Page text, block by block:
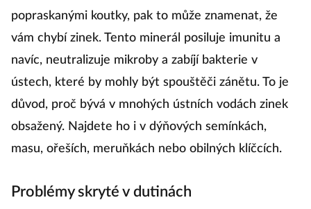
popraskanými koutky, pak to může znamenat, že
vám chybí zinek. Tento minerál posiluje imunitu a
navíc, neutralizuje mikroby a zabíjí bakterie v
ústech, které by mohly být spouštěči zánětu. To je
důvod, proč bývá v mnohých ústních vodách zinek
obsažený. Najdete ho i v dýňových semínkách,
masu, ořeších, meruňkách nebo obilných klíčcích.
Problémy skryté v dutinách